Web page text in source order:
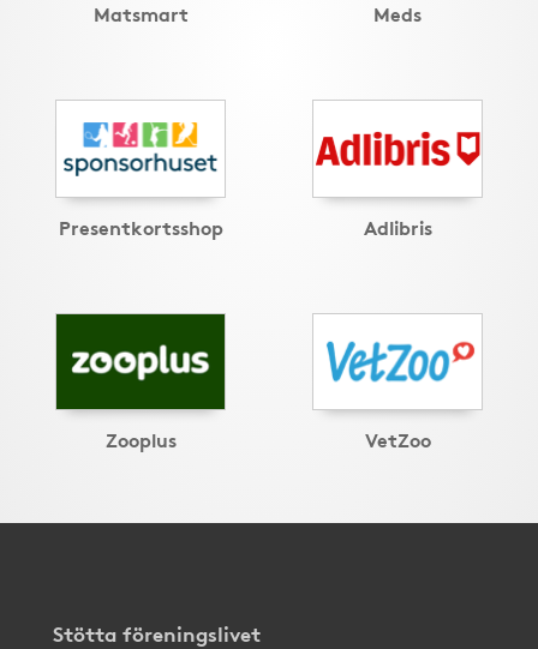
Matsmart Meds
Presentkortsshop Adlibris
Zooplus VetZoo
Stötta föreningslivet